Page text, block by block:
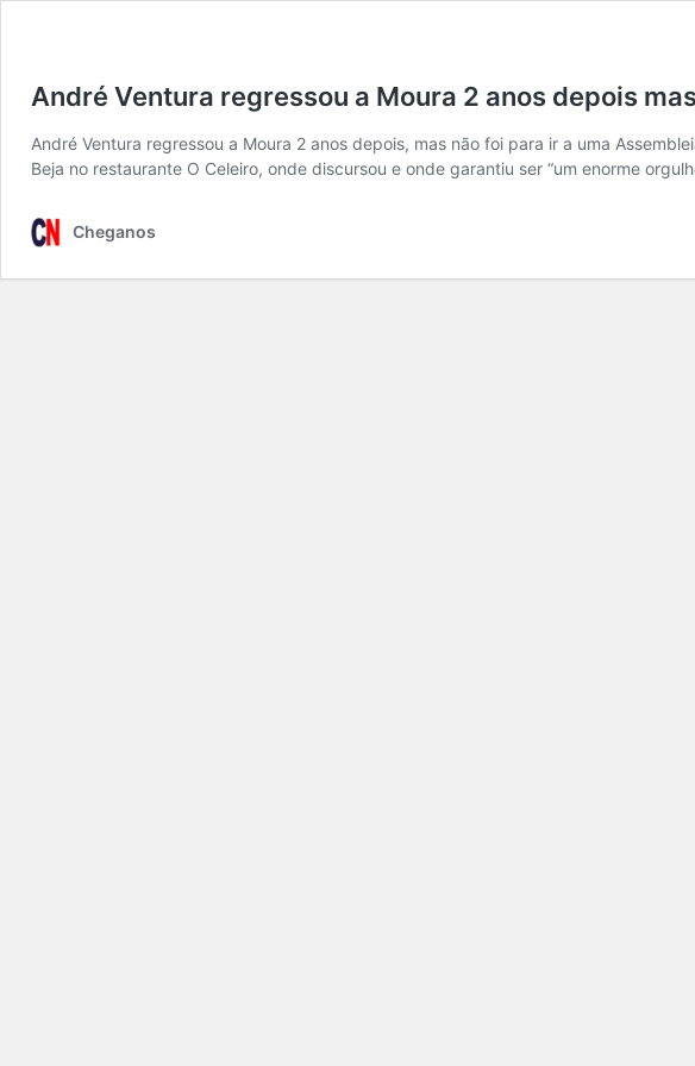
André Ventura regressou a Moura 2 anos depois
André Ventura regressou a Moura 2 anos depois, mas não foi para ir a uma
Beja no restaurante O Celeiro, onde discursou e onde garantiu ser “um enorme
Cheganos